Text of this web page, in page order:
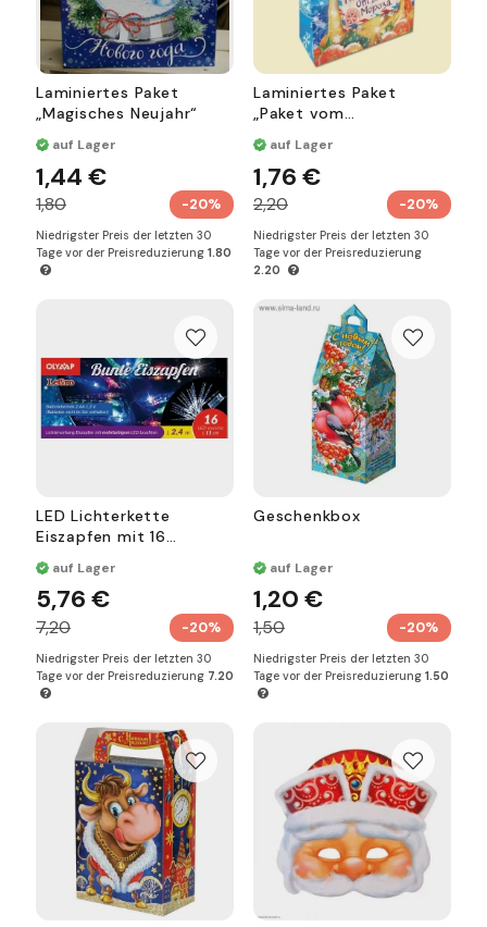
Laminiertes Paket
„Magisches Neujahr“
auf Lager
1,44 €
1,80 -20%
Niedrigster Preis der letzten 30
Tage vor der Preisreduzierung 1.80
Laminiertes Paket
„Paket vom
Weihnachtsmann“
auf Lager
1,76 €
2,20 -20%
Niedrigster Preis der letzten 30
Tage vor der Preisreduzierung
2.20
LED Lichterkette
Eiszapfen mit 16
multicolor LED's, 2,4 m
Licht Beleuchtung
auf Lager
5,76 €
7,20 -20%
Niedrigster Preis der letzten 30
Tage vor der Preisreduzierung 7.20
Geschenkbox
auf Lager
1,20 €
1,50 -20%
Niedrigster Preis der letzten 30
Tage vor der Preisreduzierung 1.50